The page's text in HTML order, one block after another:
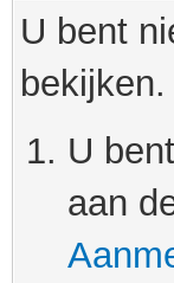
U bent
U
aan